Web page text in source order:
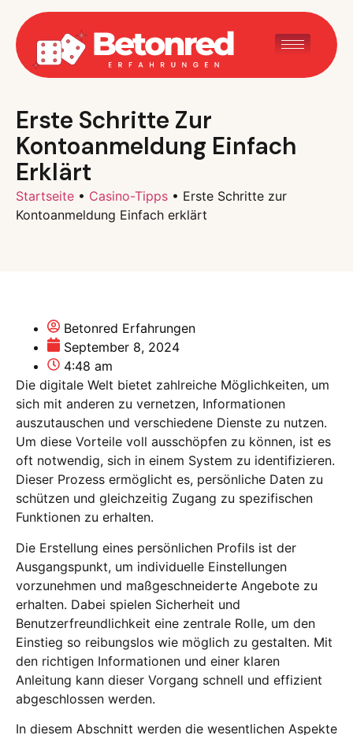
Erste Schritte Zur
Kontoanmeldung Einfach
Erklärt
Startseite • Casino-Tipps • Erste Schritte zur
Kontoanmeldung Einfach erklärt
Betonred Erfahrungen
September 8, 2024
4:48 am
Die digitale Welt bietet zahlreiche Möglichkeiten, um
sich mit anderen zu vernetzen, Informationen
auszutauschen und verschiedene Dienste zu nutzen.
Um diese Vorteile voll ausschöpfen zu können, ist es
oft notwendig, sich in einem System zu identifizieren.
Dieser Prozess ermöglicht es, persönliche Daten zu
schützen und gleichzeitig Zugang zu spezifischen
Funktionen zu erhalten.
Die Erstellung eines persönlichen Profils ist der
Ausgangspunkt, um individuelle Einstellungen
vorzunehmen und maßgeschneiderte Angebote zu
erhalten. Dabei spielen Sicherheit und
Benutzerfreundlichkeit eine zentrale Rolle, um den
Einstieg so reibungslos wie möglich zu gestalten. Mit
den richtigen Informationen und einer klaren
Anleitung kann dieser Vorgang schnell und effizient
abgeschlossen werden.
In diesem Abschnitt werden die wesentlichen Aspekte